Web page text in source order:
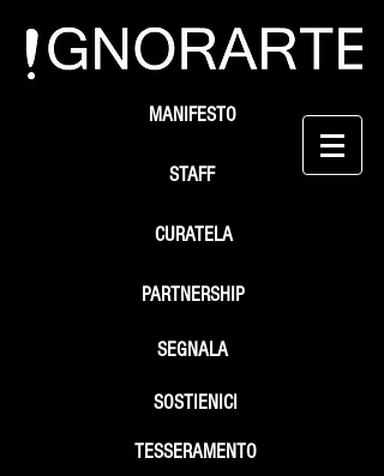
STAFF
SEGNALA
SOSTIENICI
MANIFESTO
PARTNERSHIP
TESSERAMENTO
CURATELA